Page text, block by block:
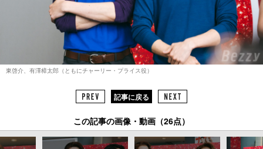
東啓介、有澤樟太郎（ともにチャーリー・プライス役）
記事に戻る
この記事の画像・動画（26点）